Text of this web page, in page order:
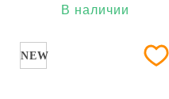
В наличии
NEW